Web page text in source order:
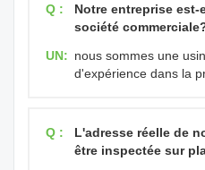
Q :
Notre entreprise
société
UN: nous sommes une
d'expérience dans la
Q :
L'adresse réelle de
être inspectée sur